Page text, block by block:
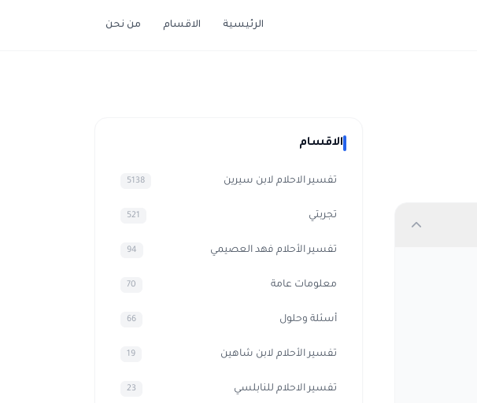
الرئيسية الاقسام من نحن
الاقسام
تفسير الاحلام لابن سيرين 5138
تجربتي 521
تفسير الأحلام فهد العصيمي 94
معلومات عامة 70
أسئلة وحلول 66
تفسير الأحلام لابن شاهين 19
تفسير الاحلام للنابلسي 23